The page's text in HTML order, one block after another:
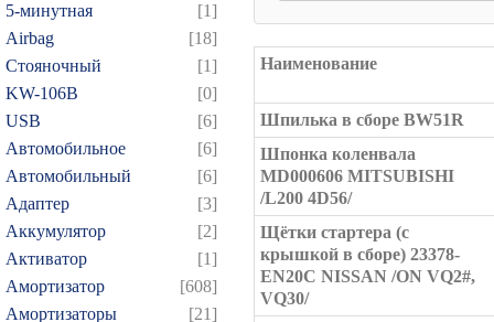
5-минутная
[1]
Airbag
[18]
Cтояночный
[1]
KW-106B
[0]
USB
[6]
Автомобильное
[6]
Автомобильный
[6]
Адаптер
[3]
Аккумулятор
[2]
Активатор
[1]
Амортизатор
[608]
Амортизаторы
[21]
Наименование
Шпилька в сборе BW51R
Шпонка коленвала
MD000606 MITSUBISHI
/L200 4D56/
Щётки стартера (с
крышкой в сборе) 23378-
EN20C NISSAN /ON VQ2#,
VQ30/